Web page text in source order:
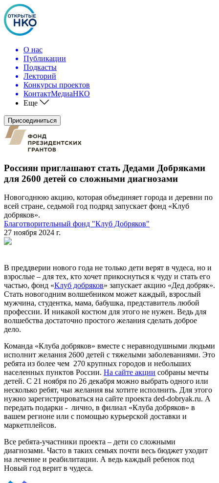
О нас
Публикации
Подкасты
Лекторий
Конкурсы проектов
КонтактМедиаНКО
Еще
Присоединиться
Россиян приглашают стать Дедами Добряками
для 2600 детей со сложными диагнозами
Новогоднюю акцию, которая объединяет города и деревни по
всей стране, седьмой год подряд запускает фонд «Клуб
добряков».
Благотворительный фонд "Клуб Добряков"
27 ноября 2024 г.
В преддверии нового года не только дети верят в чудеса, но и
взрослые – для тех, кто хочет прикоснуться к чуду и стать его
частью, фонд «Клуб добряков» запускает акцию «Дед добряк».
Стать новогодним волшебником может каждый, взрослый
мужчина, студентка, мама, бабушка, представитель любой
профессии. И никакой костюм для этого не нужен. Ведь для
волшебства достаточно простого желания сделать доброе
дело.
Команда «Клуба добряков» вместе с неравнодушными людьми
исполнит желания 2600 детей с тяжелыми заболеваниями. Это
ребята из более чем 270 крупных городов и небольших
населенных пунктов России. На сайте акции собраны мечты
детей. С 21 ноября по 26 декабря можно выбрать одного или
несколько ребят, чьи желания вы хотите исполнить. Для этого
нужно зарегистрироваться на сайте проекта ded-dobryak.ru. А
передать подарки - лично, в филиал «Клуба добряков» в
вашем регионе или с помощью курьерской доставки и
маркетплейсов.
Все ребята-участники проекта – дети со сложными
диагнозами. Часто в таких семьях почти весь бюджет уходит
на лечение и реабилитации. А ведь каждый ребенок под
Новый год верит в чудеса.